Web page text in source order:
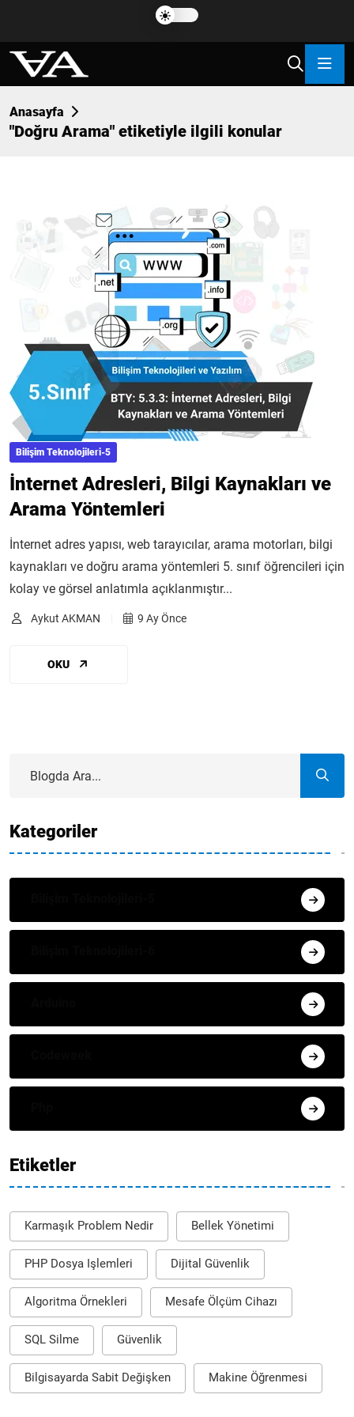
Anasayfa
"Doğru Arama" etiketiyle ilgili konular
Bilişim Teknolojileri-5
İnternet Adresleri, Bilgi Kaynakları ve
Arama Yöntemleri
İnternet adres yapısı, web tarayıcılar, arama motorları, bilgi
kaynakları ve doğru arama yöntemleri 5. sınıf öğrencileri için
kolay ve görsel anlatımla açıklanmıştır...
Aykut AKMAN 9 Ay Önce
OKU
Kategoriler
Etiketler
Karmaşık Problem Nedir Bellek Yönetimi
PHP Dosya Işlemleri Dijital Güvenlik
Algoritma Örnekleri Mesafe Ölçüm Cihazı
SQL Silme Güvenlik
Bilgisayarda Sabit Değişken Makine Öğrenmesi